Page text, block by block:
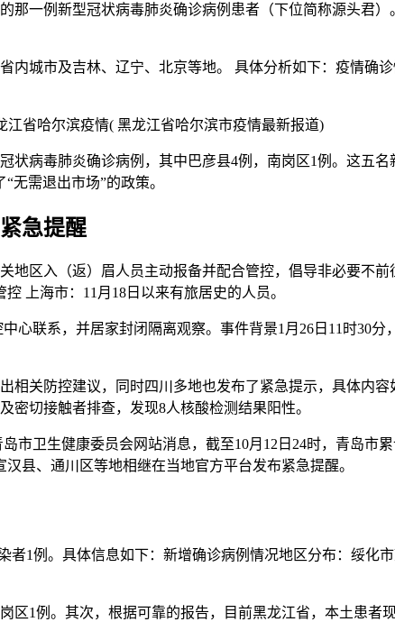
那一例新型冠状病毒肺炎确诊病例患者（下位简称源头君
内城市及吉林、辽宁、北京等地。 具体分析如下：疫情确
状病毒肺炎确诊病例，其中巴彦县4例，南岗区1例。这五
无需退出市场”的政策。
急提醒
地区入（返）眉人员主动报备并配合管控，倡导非必要不
上海市：11月18日以来有旅居史的人员。
心联系，并居家封闭隔离观察。事件背景1月26日11时30
关防控建议，同时四川多地也发布了紧急提示，具体内
密切接触者排查，发现8人核酸检测结果阳性。
市卫生健康委员会网站消息，截至10月12日24时，青岛市
县、通川区等地相继在当地官方平台发布紧急提醒。
者1例。具体信息如下：新增确诊病例情况地区分布：绥化
1例。其次，根据可靠的报告，目前黑龙江省，本土患者